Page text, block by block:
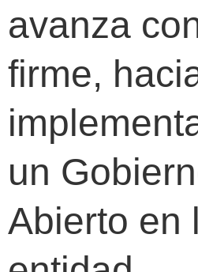
avanza
firme,
un
Abierto en